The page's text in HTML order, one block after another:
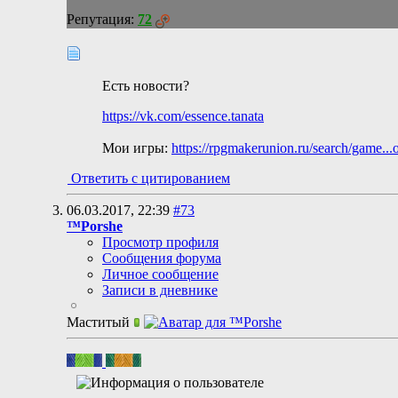
Репутация: 72
Есть новости?
https://vk.com/essence.tanata
Мои игры: https://rpgmakerunion.ru/search/
Ответить с цитированием
06.03.2017, 22:39 #73
™Porshe
Просмотр профиля
Сообщения форума
Личное сообщение
Записи в дневнике
Маститый